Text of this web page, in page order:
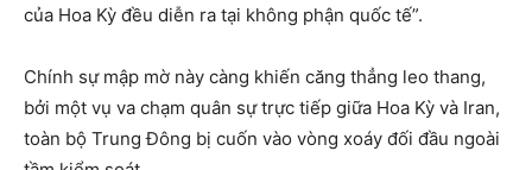
của Hoa Kỳ đều diễn ra tại không phận quốc tế”.
Chính sự mập mờ này càng khiến căng thẳng leo thang,
bởi một vụ va chạm quân sự trực tiếp giữa Hoa Kỳ và Iran,
toàn bộ Trung Đông bị cuốn vào vòng xoáy đối đầu ngoài